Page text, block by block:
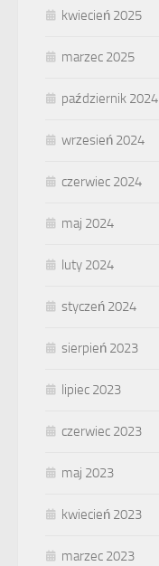
kwiecień 2025
marzec 2025
październik 2024
wrzesień 2024
czerwiec 2024
maj 2024
luty 2024
styczeń 2024
sierpień 2023
lipiec 2023
czerwiec 2023
maj 2023
kwiecień 2023
marzec 2023